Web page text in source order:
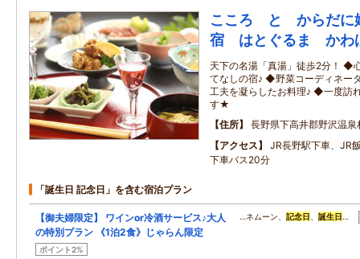
こころ と からだに
宿 はとぐるま かわ
天下の名湯「真湯」徒歩2分！ ◆
てなしの宿♪ ◆野菜コーディネー
工夫を凝らしたお料理♪ ◆一度訪
す★
住所
長野県下高井郡野沢温
アクセス
JR長野駅下車、JR
下車バス20分
「誕生日 記念日」を含む宿泊プラン
【御夫婦限定】 ワインor冷酒サービス♪大人
の特別プラン 《1泊2食》じゃらん限定
ポイント2%
…ネムーン、 記念日 誕生日 …